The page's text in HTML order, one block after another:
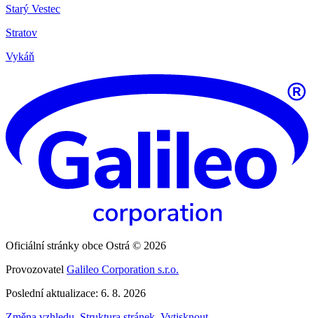
Starý Vestec
Stratov
Vykáň
Oficiální stránky obce Ostrá © 2026
Provozovatel Galileo Corporation s.r.o.
Poslední aktualizace: 6. 8. 2026